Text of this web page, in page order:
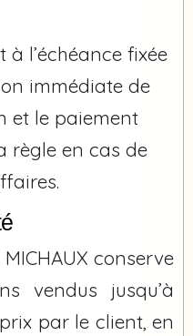
l’échéance fixée
immédiate de
et le paiement
règle en cas de
conserve
vendus jusqu’à
par le client, en